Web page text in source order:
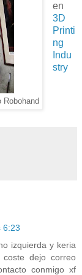
Robohand
en
3D
Printi
ng
Indu
stry
6:23
izquierda y keria
dejo correo
conmigo xf